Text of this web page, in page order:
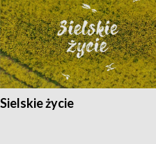
Sielskie życie